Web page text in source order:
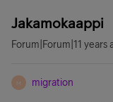
Jakamokaappi
Forum|Forum|11 years
M migration